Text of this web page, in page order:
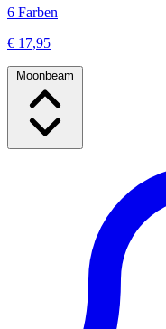
6 Farben
€ 17,95
Moonbeam